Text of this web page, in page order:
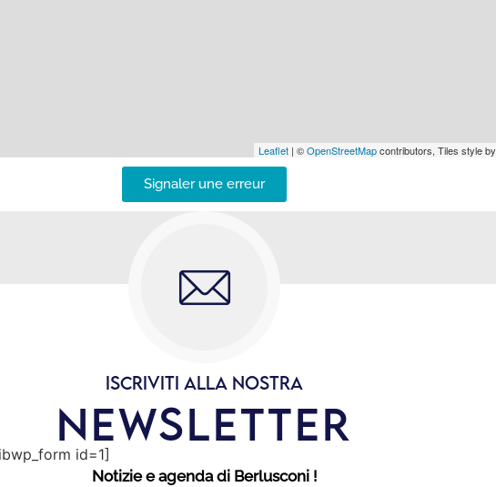
Leaflet | ©OpenStreetMapcontributors, Tiles style by
Signaler une erreur
ISCRIVITI ALLA NOSTRA
NEWSLETTER
id=1]
Notizie e agenda di Berlusconi !